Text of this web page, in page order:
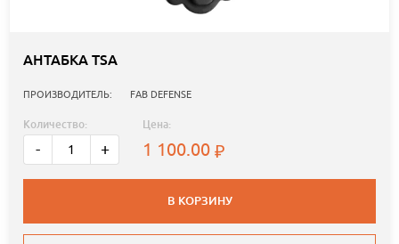
АНТАБКА TSA
ПРОИЗВОДИТЕЛЬ: FAB DEFENSE
Количество:
- +
Цена:
1 100.00
В КОРЗИНУ